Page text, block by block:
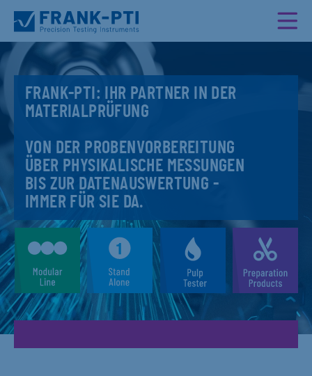
FRANK-PTI: IHR PARTNER IN DER
MATERIALPRÜFUNG
VON DER PROBENVORBEREITUNG
ÜBER PHYSIKALISCHE MESSUNGEN
BIS ZUR DATENAUSWERTUNG -
IMMER FÜR SIE DA.